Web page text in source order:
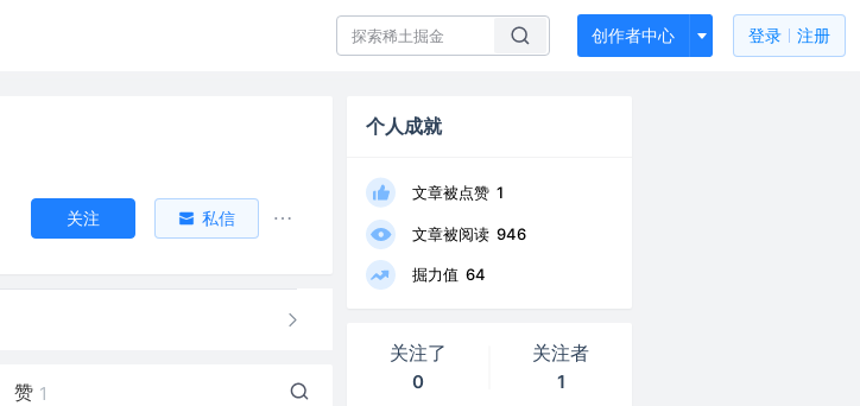
创作者中心 登录 注册
关注 私信
赞 1
个人成就
文章被点赞 1
文章被阅读 946
掘力值 64
关注了
0
关注者
1